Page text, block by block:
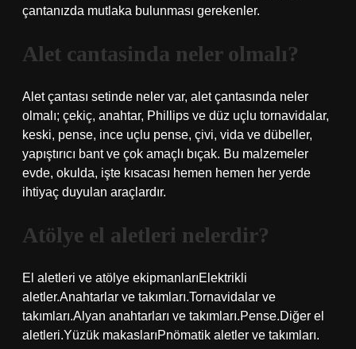
çantanızda mutlaka bulunması gerekenler.
Alet cantasinda neler olmalı?
Alet çantası setinde neler var, alet çantasında neler
olmalı; çekiç, anahtar, Phillips ve düz uçlu tornavidalar,
keski, pense, ince uçlu pense, çivi, vida ve dübeller,
yapıştırıcı bant ve çok amaçlı bıçak. Bu malzemeler
evde, okulda, işte kısacası hemen hemen her yerde
ihtiyaç duyulan araçlardır.
Atölye el aletleri nelerdir?
El aletleri ve atölye ekipmanlarıElektrikli
aletler.Anahtarlar ve takımları.Tornavidalar ve
takımları.Alyan anahtarları ve takımları.Pense.Diğer el
aletleri.Yüzük makaslarıPnömatik aletler ve takımları.